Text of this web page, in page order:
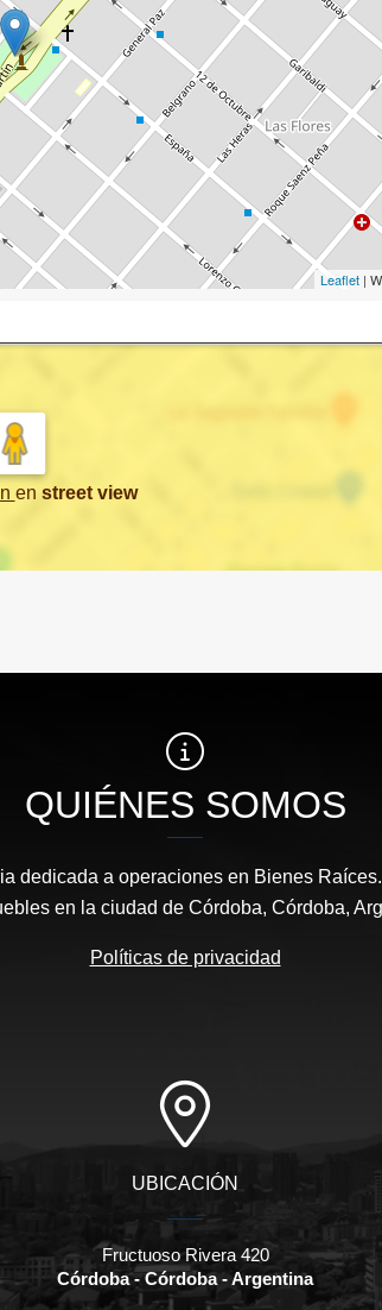
Leaflet |
en street view
QUIÉNES SOMOS
dedicada a operaciones en Bienes
en la ciudad de Córdoba, Córdoba,
Políticas de privacidad
UBICACIÓN
Fructuoso Rivera 420
Córdoba - Córdoba - Argentina